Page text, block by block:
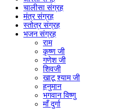
चालीसा संग्रह
मंत्र संग्रह
स्तोत्र संग्रह
भजन संग्रह
राम
कृष्ण जी
गणेश जी
शिवजी
खाटू श्याम जी
हनुमान
भगवान विष्णु
माँ दुर्गा